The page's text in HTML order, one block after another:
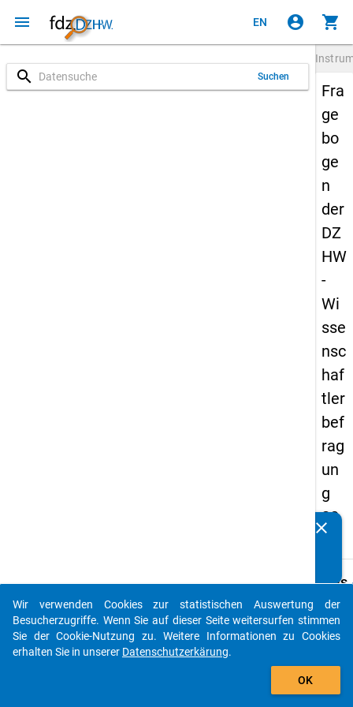
menu EN account_circle shopping_cart
search Suchen
Fra
ge
bo
ge
n
der
DZ
HW
-
Wi
sse
nsc
haf
tler
bef
rag
un
g
20
Details
Titel:
-
CAWI
clear
auto_stories
add_shopping_cart
Wir verwenden Cookies zur statistischen Auswertung der
Besucherzugriffe. Wenn Sie auf dieser Seite weitersurfen stimmen
Sie der Cookie-Nutzung zu. Weitere Informationen zu Cookies
erhalten Sie in unserer Datenschutzerkärung.
OK